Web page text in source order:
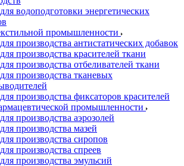
водоподготовки энергетических
промышленности
производства антистатических добавок
производства красителей ткани
производства отбеливателей ткани
производства тканевых
производства фиксаторов красителей
промышленности
производства аэрозолей
производства мазей
производства сиропов
производства спреев
производства эмульсий